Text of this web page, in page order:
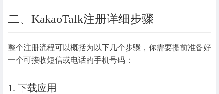
二、KakaoTalk注册详细步骤
整个注册流程可以概括为以下几个步骤，你需要提前准备好
一个可接收短信或电话的手机号码：
1. 下载应用